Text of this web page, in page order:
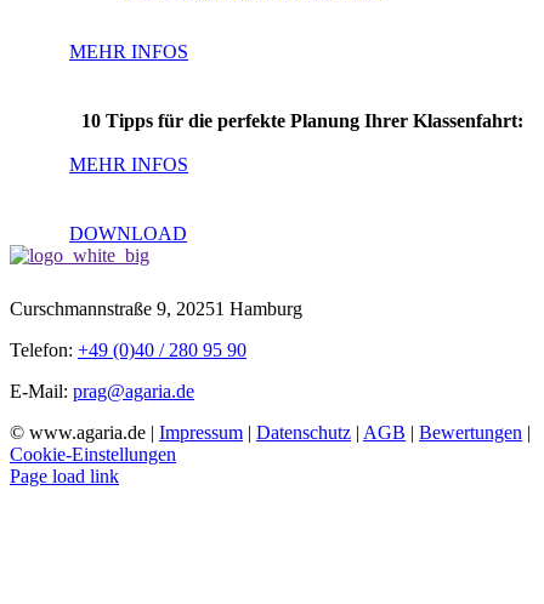
MEHR INFOS
10 Tipps für die perfekte Planung Ihrer Klassenfahrt:
MEHR INFOS
DOWNLOAD
Curschmannstraße 9, 20251 Hamburg
Telefon: +49 (0)40 / 280 95 90
E-Mail: prag@agaria.de
© www.agaria.de | Impressum | Datenschutz | AGB | Bewertungen |
Cookie-Einstellungen
Page load link